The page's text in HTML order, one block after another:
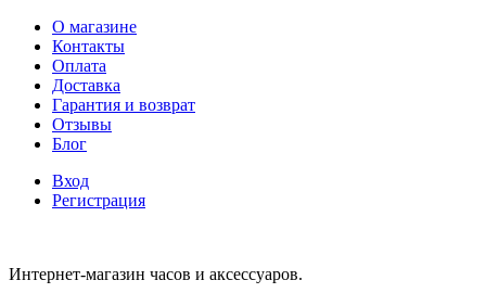
О магазине
Контакты
Оплата
Доставка
Гарантия и возврат
Отзывы
Блог
Вход
Регистрация
Интернет-магазин часов и аксессуаров.